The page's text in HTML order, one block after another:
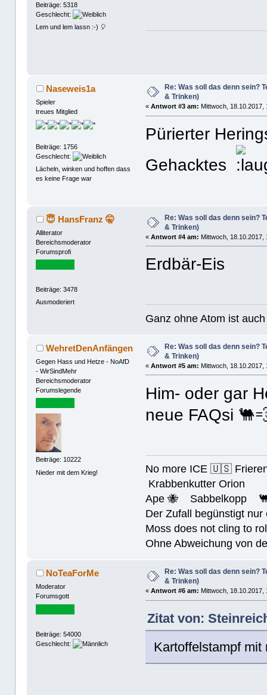
Beiträge: 5318
Geschlecht:
Lem und lem lassn :-) 🎈
Naseweis1a
Spieler
treues Mitglied
Beiträge: 1756
Geschlecht:
Lächeln, winken und hoffen dass
es keine Frage war
Re: Was soll das denn sein?
& Trinken)
«Antwort #3 am: Mittwoch, 18.10.2017,
Pürierter
Gehacktes
😇 HansFranz 🤫
Alliterator
Bereichsmoderator
Forumsprofi
Beiträge: 3478
Ausmoderiert
Re: Was soll das denn sein?
& Trinken)
«Antwort #4 am: Mittwoch, 18.10.2017,
Erdbär-Eis
Ganz ohne Atom ist
WehretDenAnfängen
Gegen Hass und Hetze - NoAfD
- WirSindMehr
Bereichsmoderator
Forumslegende
Beiträge: 10222
Nieder mit dem Krieg!
Re: Was soll das denn sein?
& Trinken)
«Antwort #5 am: Mittwoch, 18.10.2017,
Him- oder gar
neue FAQsi
No more ICE 🇺🇸
Krabbenkutter Orion
Ape 🐝 Sabbelkopp
Der Zufall begünstigt
Moss does not cling to
Ohne Abweichung von
NoTeaForMe
Moderator
Forumsgott
Beiträge: 54000
Geschlecht:
Re: Was soll das denn sein?
& Trinken)
«Antwort #6 am: Mittwoch, 18.10.2017,
Zitat von:
Kartoffelstampf mit